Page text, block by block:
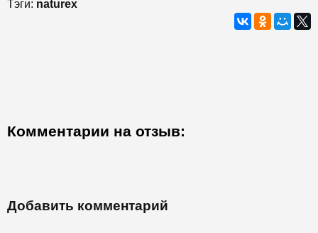
Тэги: naturex
Комментарии на отзыв:
Добавить комментарий